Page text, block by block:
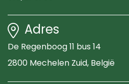
Adres
De Regenboog 11 bus 14
2800 Mechelen Zuid, België